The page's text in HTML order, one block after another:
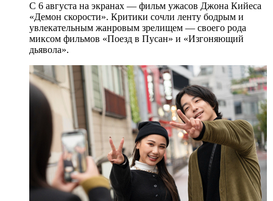
С 6 августа на экранах — фильм ужасов Джона Кийеса
«Демон скорости». Критики сочли ленту бодрым и
увлекательным жанровым зрелищeм — своего рода
миксом фильмов «Поезд в Пусан» и «Изгоняющий
дьявола».